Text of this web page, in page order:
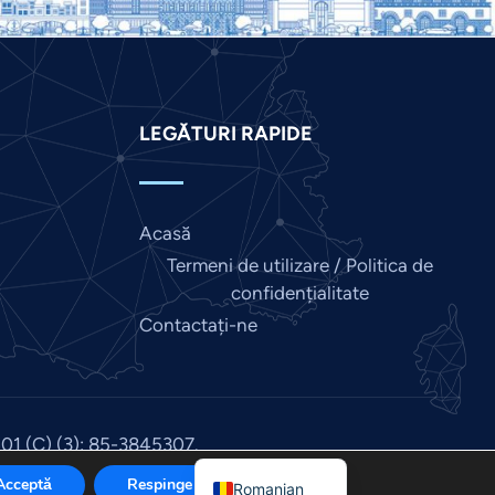
LEGĂTURI RAPIDE
Acasă
Termeni de utilizare / Politica de
confidențialitate
Contactați-ne
(C) (3): 85-3845307.
.
Respinge Romanian
English
Chinese
Dutch
Finnish
French
German
Gujarati
Hindi
Indonesian
Italian